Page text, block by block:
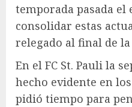
temporada pasada el
consolidar estas
relegado al final de
En el FC St. Pauli la
hecho evidente en
pidió tiempo para